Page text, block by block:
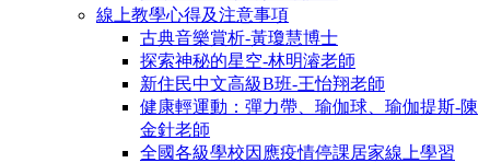
線上教學心得及注意事項
古典音樂賞析-黃瓊慧博士
探索神秘的星空-林明濬老師
新住民中文高級B班-王怡翔老師
健康輕運動：彈力帶、瑜伽球、瑜伽提斯-陳
金針老師
全國各級學校因應疫情停課居家線上學習